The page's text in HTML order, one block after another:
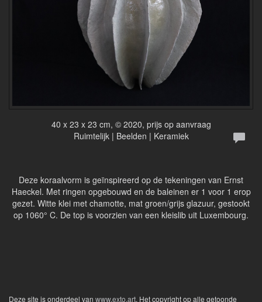
40 x 23 x 23 cm, © 2020, prijs op aanvraag
Ruimtelijk | Beelden | Keramiek
Deze koraalvorm is geïnspireerd op de tekeningen van Ernst
Haeckel. Met ringen opgebouwd en de baleinen er 1 voor 1 erop
gezet. Witte klei met chamotte, mat groen/grijs glazuur, gestookt
op 1060° C. De top is voorzien van een kleislib uit Luxembourg.
Deze site is onderdeel van www.exto.art. Het copyright op alle getoonde